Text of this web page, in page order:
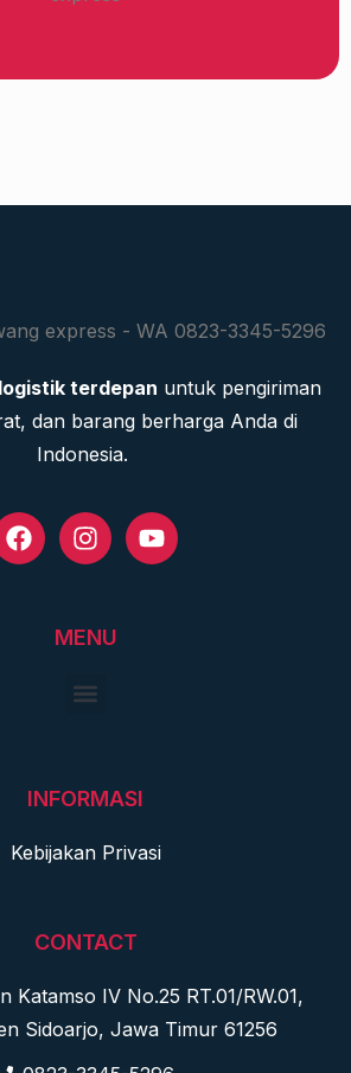
terdepan untuk pengiriman
dan barang berharga Anda di
Indonesia.
MENU
INFORMASI
Kebijakan Privasi
CONTACT
Katamso IV No.25 RT.01/RW.01,
Sidoarjo, Jawa Timur 61256